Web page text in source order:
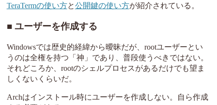
TeraTermの使い方と公開鍵の使い方が紹介されている。
ユーザーを作成する
Windowsでは歴史的経緯から曖昧だが、rootユーザーとい
うのは全権を持つ「神」であり、普段使うべきではない。
それどころか、rootのシェルプロセスがあるだけでも望ま
しくないくらいだ。
Archはインストール時にユーザーを作成しない。自ら作成